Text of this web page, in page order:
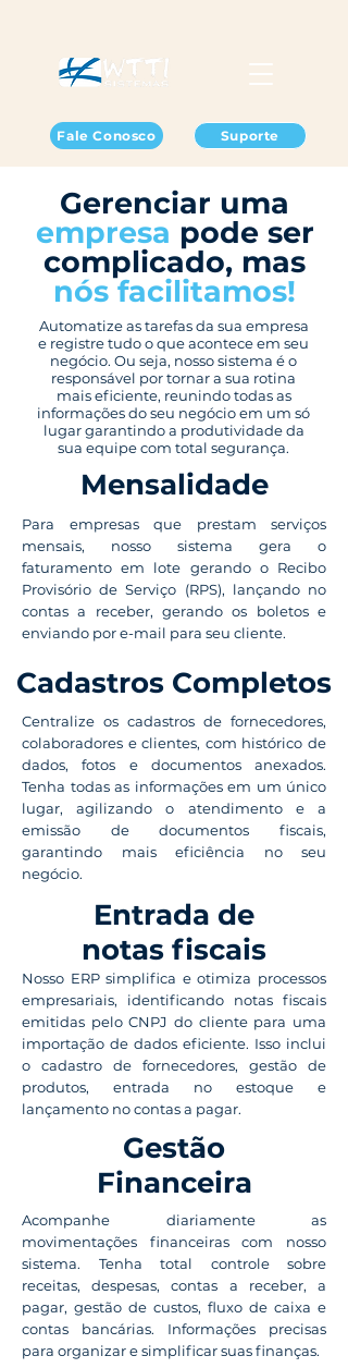
Suporte
Fale Conosco
Gerenciar uma
empresa pode ser
complicado, mas
nós facilitamos!
Automatize as tarefas da sua empresa
e registre tudo o que acontece em seu
negócio. Ou seja, nosso sistema é o
responsável por tornar a sua rotina
mais eficiente, reunindo todas as
informações do seu negócio em um só
lugar garantindo a produtividade da
sua equipe com total segurança.
Mensalidade
Para empresas que prestam serviços
mensais, nosso sistema gera o
faturamento em lote gerando o Recibo
Provisório de Serviço (RPS), lançando no
contas a receber, gerando os boletos e
enviando por e-mail para seu cliente.
Cadastros Completos
Centralize os cadastros de fornecedores,
colaboradores e clientes, com histórico de
dados, fotos e documentos anexados.
Tenha todas as informações em um único
lugar, agilizando o atendimento e a
emissão de documentos fiscais,
garantindo mais eficiência no seu
negócio.
Entrada de
notas fiscais
Nosso ERP simplifica e otimiza processos
empresariais, identificando notas fiscais
emitidas pelo CNPJ do cliente para uma
importação de dados eficiente. Isso inclui
o cadastro de fornecedores, gestão de
produtos, entrada no estoque e
lançamento no contas a pagar.
Gestão
Financeira
Acompanhe diariamente as
movimentações financeiras com nosso
sistema. Tenha total controle sobre
receitas, despesas, contas a receber, a
pagar, gestão de custos, fluxo de caixa e
contas bancárias. Informações precisas
para organizar e simplificar suas finanças.